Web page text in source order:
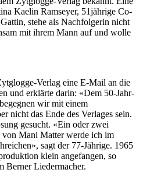
Kaelin Ramseyer, 51jährige Co-
stehe als Nachfolgerin nicht
mit ihrem Mann auf und wolle
Verlag eine E-Mail an die
und erklärte darin: «Dem 50-Jahr-
wir mit einem
nicht das Ende des Verlages sein.
gesucht. «Ein oder zwei
von Mani Matter werde ich im
sagt der 77-Jährige. 1965
klein angefangen, so
Berner Liedermacher.